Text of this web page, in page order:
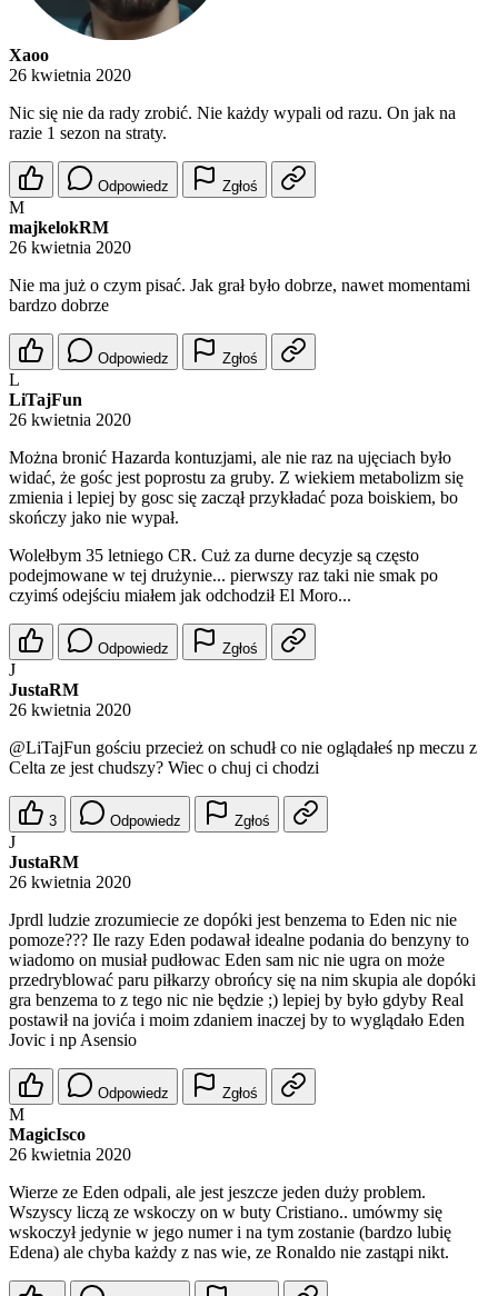
Xaoo
26 kwietnia 2020
Nic się nie da rady zrobić. Nie każdy wypali od razu. On jak na
razie 1 sezon na straty.
Odpowiedz Zgłoś
M
majkelokRM
26 kwietnia 2020
Nie ma już o czym pisać. Jak grał było dobrze, nawet momentami
bardzo dobrze
Odpowiedz Zgłoś
L
LiTajFun
26 kwietnia 2020
Można bronić Hazarda kontuzjami, ale nie raz na ujęciach było
widać, że gośc jest poprostu za gruby. Z wiekiem metabolizm się
zmienia i lepiej by gosc się zaczął przykładać poza boiskiem, bo
skończy jako nie wypał.
Wolełbym 35 letniego CR. Cuż za durne decyzje są często
podejmowane w tej drużynie... pierwszy raz taki nie smak po
czyimś odejściu miałem jak odchodził El Moro...
Odpowiedz Zgłoś
J
JustaRM
26 kwietnia 2020
@LiTajFun gościu przecież on schudł co nie oglądałeś np meczu z
Celta ze jest chudszy? Wiec o chuj ci chodzi
3 Odpowiedz Zgłoś
J
JustaRM
26 kwietnia 2020
Jprdl ludzie zrozumiecie ze dopóki jest benzema to Eden nic nie
pomoze??? Ile razy Eden podawał idealne podania do benzyny to
wiadomo on musiał pudłowac Eden sam nic nie ugra on może
przedryblować paru piłkarzy obrońcy się na nim skupia ale dopóki
gra benzema to z tego nic nie będzie ;) lepiej by było gdyby Real
postawił na jovića i moim zdaniem inaczej by to wyglądało Eden
Jovic i np Asensio
Odpowiedz Zgłoś
M
MagicIsco
26 kwietnia 2020
Wierze ze Eden odpali, ale jest jeszcze jeden duży problem.
Wszyscy liczą ze wskoczy on w buty Cristiano.. umówmy się
wskoczył jedynie w jego numer i na tym zostanie (bardzo lubię
Edena) ale chyba każdy z nas wie, ze Ronaldo nie zastąpi nikt.